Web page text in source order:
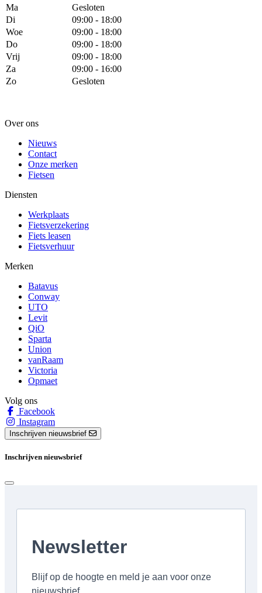
Ma
Gesloten
Di
09:00 - 18:00
Woe
09:00 - 18:00
Do
09:00 - 18:00
Vrij
09:00 - 18:00
Za
09:00 - 16:00
Zo
Gesloten
Over ons
Nieuws
Contact
Onze merken
Fietsen
Diensten
Werkplaats
Fietsverzekering
Fiets leasen
Fietsverhuur
Merken
Batavus
Conway
UTO
Levit
QiO
Sparta
Union
vanRaam
Victoria
Opmaet
Volg ons
Facebook
Instagram
Inschrijven nieuwsbrief
Inschrijven nieuwsbrief